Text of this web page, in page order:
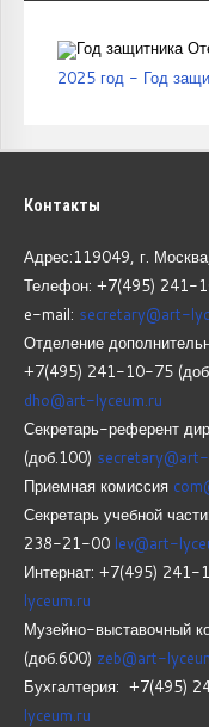
2025 год - Год
Контакты
Адрес:119049, г.
Телефон: +7(495) 241-
e-mail: secretary@art-
Отделение
+7(495) 241-10-75
dho@art-lyceum.ru
Секретарь-референт
(доб.100)
Приемная комиссия
Секретарь учебной
238-21-00 lev@art-
Интернат: +7(495) 241-
lyceum.ru
Музейно-выставочный
(доб.600) zeb@art-
Бухгалтерия: +7(495)
lyceum.ru